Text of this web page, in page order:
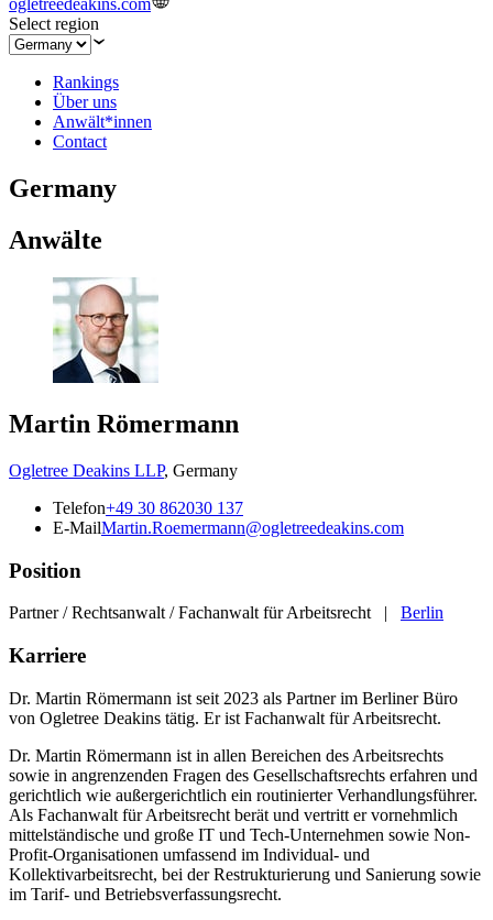
ogletreedeakins.com
Select region
Rankings
Über uns
Anwält*innen
Contact
Germany
Anwälte
Martin Römermann
Ogletree Deakins LLP, Germany
Telefon+49 30 862030 137
E-MailMartin.Roemermann@ogletreedeakins.com
Position
Partner / Rechtsanwalt / Fachanwalt für Arbeitsrecht | Berlin
Karriere
Dr. Martin Römermann ist seit 2023 als Partner im Berliner Büro
von Ogletree Deakins tätig. Er ist Fachanwalt für Arbeitsrecht.
Dr. Martin Römermann ist in allen Bereichen des Arbeitsrechts
sowie in angrenzenden Fragen des Gesellschaftsrechts erfahren und
gerichtlich wie außergerichtlich ein routinierter Verhandlungsführer.
Als Fachanwalt für Arbeitsrecht berät und vertritt er vornehmlich
mittelständische und große IT und Tech-Unternehmen sowie Non-
Profit-Organisationen umfassend im Individual- und
Kollektivarbeitsrecht, bei der Restrukturierung und Sanierung sowie
im Tarif- und Betriebsverfassungsrecht.